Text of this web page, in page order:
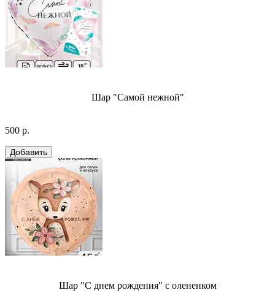
Шар "Самой нежной"
500 р.
Шар "С днем рождения" с олененком